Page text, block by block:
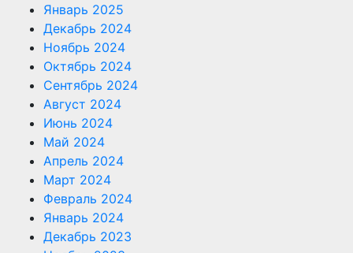
Январь 2025
Декабрь 2024
Ноябрь 2024
Октябрь 2024
Сентябрь 2024
Август 2024
Июнь 2024
Май 2024
Апрель 2024
Март 2024
Февраль 2024
Январь 2024
Декабрь 2023